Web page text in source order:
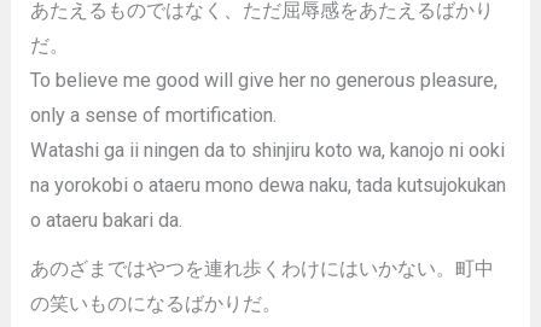
あたえるものではなく、ただ屈辱感をあたえるばかり
だ。
To believe me good will give her no generous pleasure,
only a sense of mortification.
Watashi ga ii ningen da to shinjiru koto wa, kanojo ni ooki
na yorokobi o ataeru mono dewa naku, tada kutsujokukan
o ataeru bakari da.
あのざまではやつを連れ歩くわけにはいかない。町中
の笑いものになるばかりだ。